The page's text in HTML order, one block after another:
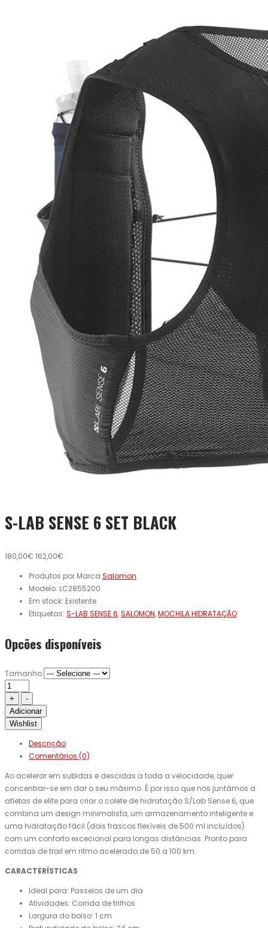
S-LAB SENSE 6 SET BLACK
180,00€ 162,00€
Produtos por Marca Salomon
Modelo: LC2855200
Em stock: Existente
Etiquetas: S-LAB SENSE 6,SALOMON,MOCHILA HIDRATAÇÃO
Opcões disponíveis
Tamanho
Adicionar
Wishlist
Descrição
Comentários (0)
Ao acelerar em subidas e descidas a toda a velocidade, quer
concentrar-se em dar o seu máximo. É por isso que nos juntámos a
atletas de elite para criar o colete de hidratação S/Lab Sense 6, que
combina um design minimalista, um armazenamento inteligente e
uma hidratação fácil (dois frascos flexíveis de 500 ml incluídos)
com um conforto excecional para longas distâncias. Pronto para
corridas de trail em ritmo acelerado de 50 a 100 km.
CARACTERÍSTICAS
Ideal para: Passeios de um dia
Atividades: Corrida de trilhos
Largura do bolso: 1 cm